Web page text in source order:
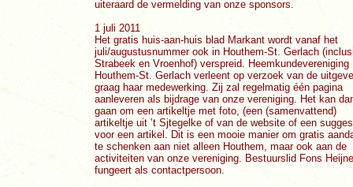
uiteraard de vermelding van onze sponsors.
1 juli 2011
Het gratis huis-aan-huis blad Markant wordt vanaf het
juli/augustusnummer ook in Houthem-St. Gerlach
Strabeek en Vroenhof) verspreid. Heemkundevereniging
Houthem-St. Gerlach verleent op verzoek van de
graag haar medewerking. Zij zal regelmatig één pagina
aanleveren als bijdrage van onze vereniging. Het kan
gaan om een artikeltje met foto, (een (samenvattend)
artikeltje uit ’t Sjtegelke of van de website of een
voor een artikel. Dit is een mooie manier om gratis
te schenken aan niet alleen Houthem, maar ook aan de
activiteiten van onze vereniging. Bestuurslid Fons
fungeert als contactpersoon.